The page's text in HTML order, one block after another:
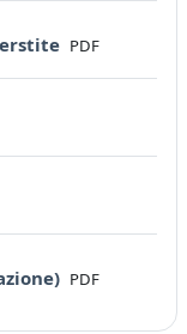
File
PDF
File
PDF